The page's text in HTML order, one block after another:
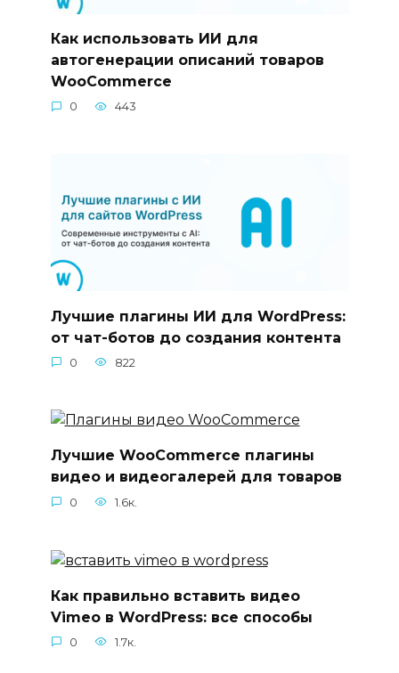
Как использовать ИИ для
автогенерации описаний товаров
WooCommerce
0 443
Лучшие плагины ИИ для WordPress:
от чат-ботов до создания контента
0 822
Лучшие WooCommerce плагины
видео и видеогалерей для товаров
0 1.6к.
Как правильно вставить видео
Vimeo в WordPress: все способы
0 1.7к.